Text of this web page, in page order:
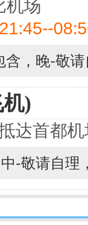
机场
含，晚-敬
)
达首都
-敬请自理